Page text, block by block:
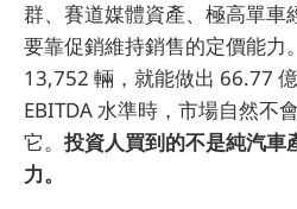
群、賽道媒體資產、極高單車
要靠促銷維持銷售的定價能力
13,752 輛，就能做出 66.77
EBITDA 水準時，市場自然不
它。 投資人買到的不是純汽車
力。